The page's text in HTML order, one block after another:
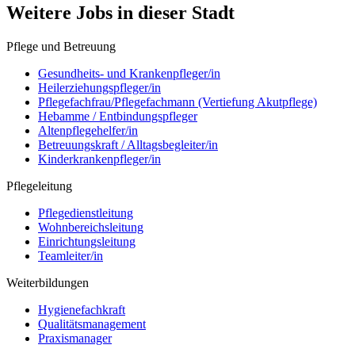
Weitere Jobs in dieser Stadt
Pflege und Betreuung
Gesundheits- und Krankenpfleger/in
Heilerziehungspfleger/in
Pflegefachfrau/Pflegefachmann (Vertiefung Akutpflege)
Hebamme / Entbindungspfleger
Altenpflegehelfer/in
Betreuungskraft / Alltagsbegleiter/in
Kinderkrankenpfleger/in
Pflegeleitung
Pflegedienstleitung
Wohnbereichsleitung
Einrichtungsleitung
Teamleiter/in
Weiterbildungen
Hygienefachkraft
Qualitätsmanagement
Praxismanager